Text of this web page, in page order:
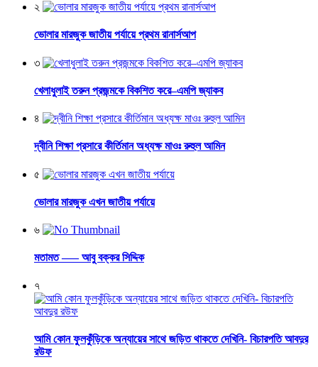
২
ভোলার মারজুক জাতীয় পর্যায়ে প্রথম রানার্সআপ
৩
খেলাধুলাই তরুন প্রজন্মকে বিকশিত করে–এমপি জ্যাকব
৪
দ্বীনি শিক্ষা প্রসারে কীর্তিমান অধ্যক্ষ মাওঃ রুহুল আমিন
৫
ভোলার মারজুক এখন জাতীয় পর্যায়ে
৬
মতামত —– আবু বক্কর সিদ্দিক
৭
আমি কোন ফুলকুঁড়িকে অন্যায়ের সাথে জড়িত থাকতে দেখিনি- বিচারপতি আবদুর
রউফ